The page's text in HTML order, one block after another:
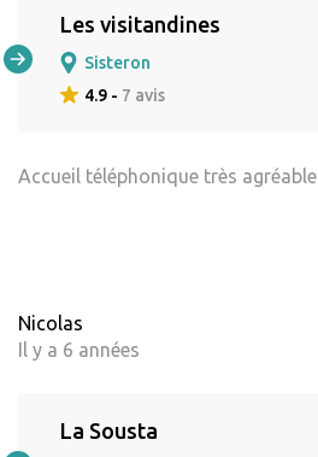
Les visitandines
Sisteron
4.9 - 7 avis
Accueil téléphonique très agréable
Nicolas
Il y a 6 années
La Sousta